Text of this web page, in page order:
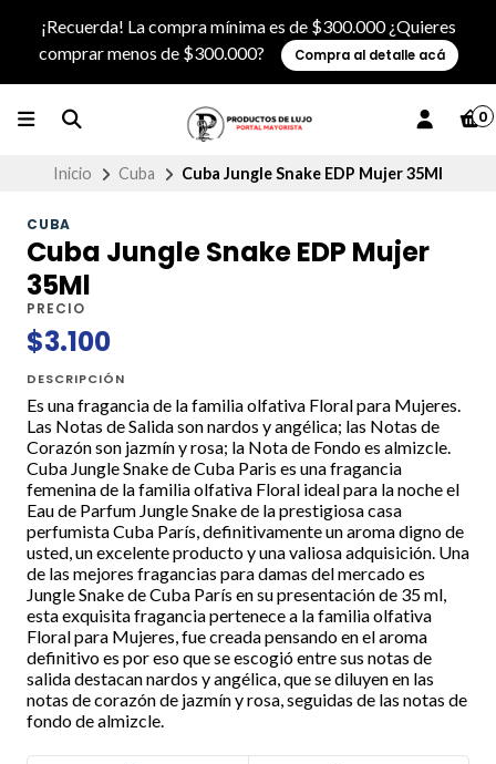
¡Recuerda! La compra mínima es de $300.000 ¿Quieres
comprar menos de $300.000?
Compra al detalle acá
0
Inicio Cuba Cuba Jungle Snake EDP Mujer 35Ml
CUBA
Cuba Jungle Snake EDP Mujer
35Ml
PRECIO
$3.100
DESCRIPCIÓN
Es una fragancia de la familia olfativa Floral para Mujeres.
Las Notas de Salida son nardos y angélica; las Notas de
Corazón son jazmín y rosa; la Nota de Fondo es almizcle.
Cuba Jungle Snake de Cuba Paris es una fragancia
femenina de la familia olfativa Floral ideal para la noche el
Eau de Parfum Jungle Snake de la prestigiosa casa
perfumista Cuba París, definitivamente un aroma digno de
usted, un excelente producto y una valiosa adquisición. Una
de las mejores fragancias para damas del mercado es
Jungle Snake de Cuba París en su presentación de 35 ml,
esta exquisita fragancia pertenece a la familia olfativa
Floral para Mujeres, fue creada pensando en el aroma
definitivo es por eso que se escogió entre sus notas de
salida destacan nardos y angélica, que se diluyen en las
notas de corazón de jazmín y rosa, seguidas de las notas de
fondo de almizcle.